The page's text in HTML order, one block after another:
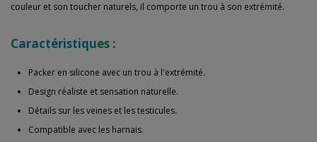
couleur et son toucher naturels, il comporte un trou à son extrémité.
Caractéristiques :
Packer en silicone avec un trou à l'extrémité.
Design réaliste et sensation naturelle.
Détails sur les veines et les testicules.
Compatible avec les harnais.